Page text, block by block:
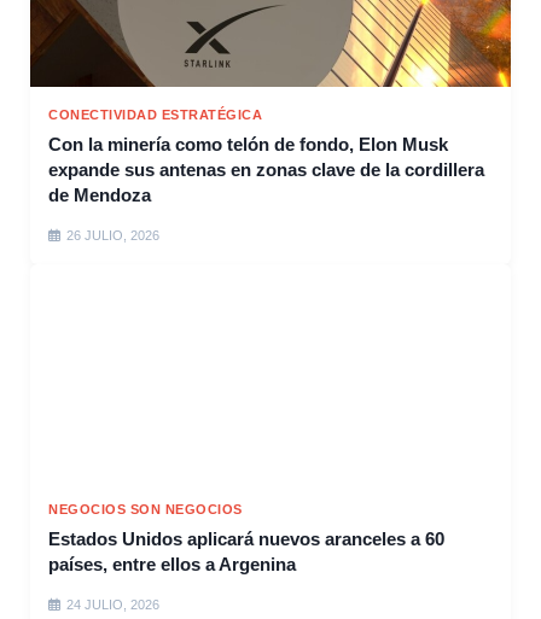
CONECTIVIDAD ESTRATÉGICA
Con la minería como telón de fondo, Elon Musk
expande sus antenas en zonas clave de la cordillera
de Mendoza
26 JULIO, 2026
NEGOCIOS SON NEGOCIOS
Estados Unidos aplicará nuevos aranceles a 60
países, entre ellos a Argenina
24 JULIO, 2026